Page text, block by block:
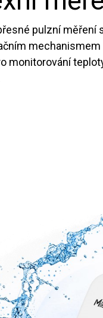
pulzní měření
monitorování